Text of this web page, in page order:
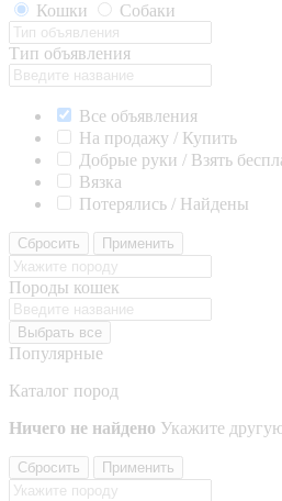
Кошки
Собаки
Тип объявления
Все объявления
На продажу / Купить
Добрые руки / Взять
Вязка
Потерялись / Найдены
Сбросить Применить
Породы кошек
Выбрать все
Популярные
Каталог пород
Ничего не найдено Укажите
Сбросить Применить